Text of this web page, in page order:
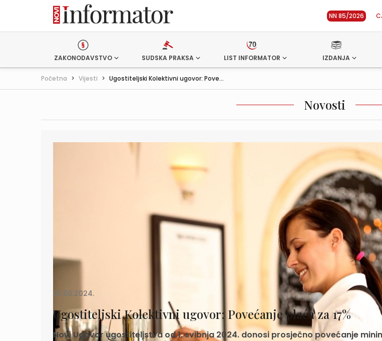
NN 85/2026
ZAKONODAVSTVO SUDSKA PRAKSA LIST INFORMATOR IZDANJA
Početna > Vijesti > Ugostiteljski Kolektivni ugovor: Pove...
Novosti
02.05.2024.
Ugostiteljski Kolektivni ugovor: Povećanje plaća za 17%
Novi Ugovor ugostiteljstva od 1. svibnja 2024. donosi prosječno povećanje